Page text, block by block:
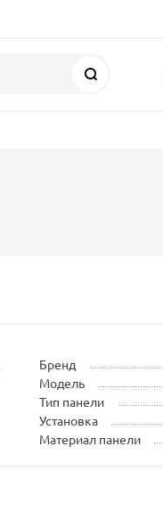
Поиск
Бренд
Модель
Тип панели
Установка
Материал панели